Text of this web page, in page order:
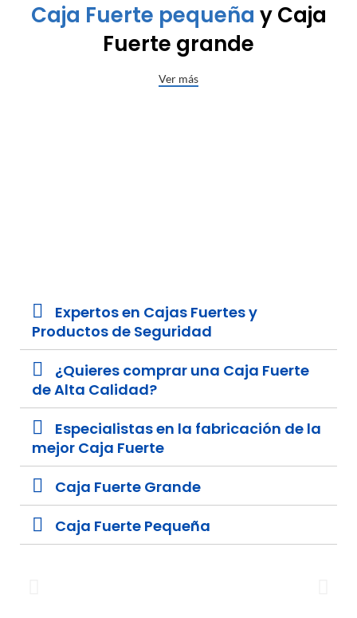
Caja Fuerte pequeña y Caja
Fuerte grande
Ver más
€
Expertos en Cajas Fuertes y
Productos de Seguridad
¿Quieres comprar una Caja Fuerte
de Alta Calidad?
Especialistas en la fabricación de la
mejor Caja Fuerte
Caja Fuerte Grande
Caja Fuerte Pequeña